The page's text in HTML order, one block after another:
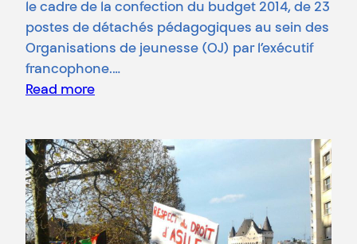
le cadre de la confection du budget 2014, de 23
postes de détachés pédagogiques au sein des
Organisations de jeunesse (OJ) par l’exécutif
francophone.…
Read more